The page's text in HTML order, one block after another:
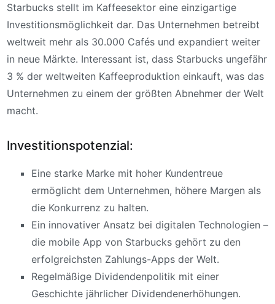
Starbucks stellt im Kaffeesektor eine einzigartige
Investitionsmöglichkeit dar. Das Unternehmen betreibt
weltweit mehr als 30.000 Cafés und expandiert weiter
in neue Märkte. Interessant ist, dass Starbucks ungefähr
3 % der weltweiten Kaffeeproduktion einkauft, was das
Unternehmen zu einem der größten Abnehmer der Welt
macht.
Investitionspotenzial:
Eine starke Marke mit hoher Kundentreue
ermöglicht dem Unternehmen, höhere Margen als
die Konkurrenz zu halten.
Ein innovativer Ansatz bei digitalen Technologien –
die mobile App von Starbucks gehört zu den
erfolgreichsten Zahlungs-Apps der Welt.
Regelmäßige Dividendenpolitik mit einer
Geschichte jährlicher Dividendenerhöhungen.